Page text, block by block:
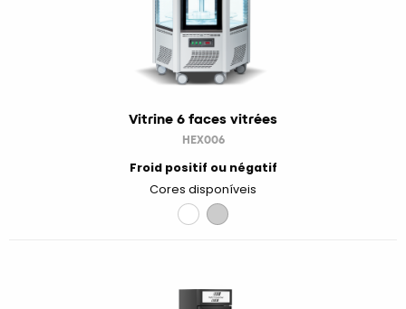
Vitrine 6 faces vitrées
HEX006
Froid positif ou négatif
Cores disponíveis